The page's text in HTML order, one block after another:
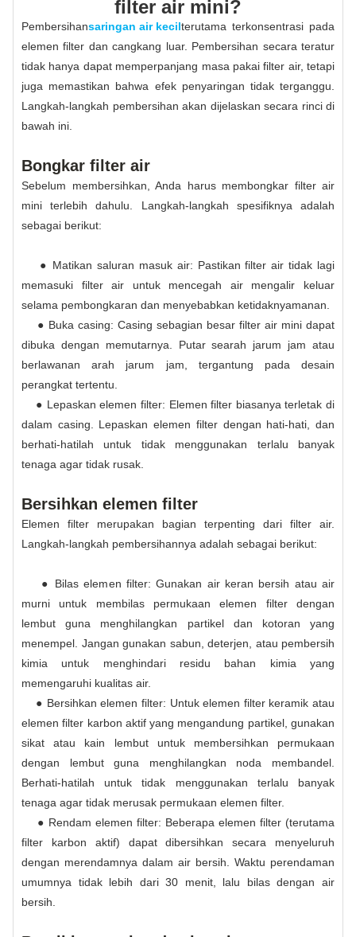
filter air mini?
Pembersihansaringan air kecilterutama terkonsentrasi pada
elemen filter dan cangkang luar. Pembersihan secara teratur
tidak hanya dapat memperpanjang masa pakai filter air, tetapi
juga memastikan bahwa efek penyaringan tidak terganggu.
Langkah-langkah pembersihan akan dijelaskan secara rinci di
bawah ini.
Bongkar filter air
Sebelum membersihkan, Anda harus membongkar filter air
mini terlebih dahulu. Langkah-langkah spesifiknya adalah
sebagai berikut:
● Matikan saluran masuk air: Pastikan filter air tidak lagi
memasuki filter air untuk mencegah air mengalir keluar
selama pembongkaran dan menyebabkan ketidaknyamanan.
● Buka casing: Casing sebagian besar filter air mini dapat
dibuka dengan memutarnya. Putar searah jarum jam atau
berlawanan arah jarum jam, tergantung pada desain
perangkat tertentu.
● Lepaskan elemen filter: Elemen filter biasanya terletak di
dalam casing. Lepaskan elemen filter dengan hati-hati, dan
berhati-hatilah untuk tidak menggunakan terlalu banyak
tenaga agar tidak rusak.
Bersihkan elemen filter
Elemen filter merupakan bagian terpenting dari filter air.
Langkah-langkah pembersihannya adalah sebagai berikut:
● Bilas elemen filter: Gunakan air keran bersih atau air
murni untuk membilas permukaan elemen filter dengan
lembut guna menghilangkan partikel dan kotoran yang
menempel. Jangan gunakan sabun, deterjen, atau pembersih
kimia untuk menghindari residu bahan kimia yang
memengaruhi kualitas air.
● Bersihkan elemen filter: Untuk elemen filter keramik atau
elemen filter karbon aktif yang mengandung partikel, gunakan
sikat atau kain lembut untuk membersihkan permukaan
dengan lembut guna menghilangkan noda membandel.
Berhati-hatilah untuk tidak menggunakan terlalu banyak
tenaga agar tidak merusak permukaan elemen filter.
● Rendam elemen filter: Beberapa elemen filter (terutama
filter karbon aktif) dapat dibersihkan secara menyeluruh
dengan merendamnya dalam air bersih. Waktu perendaman
umumnya tidak lebih dari 30 menit, lalu bilas dengan air
bersih.